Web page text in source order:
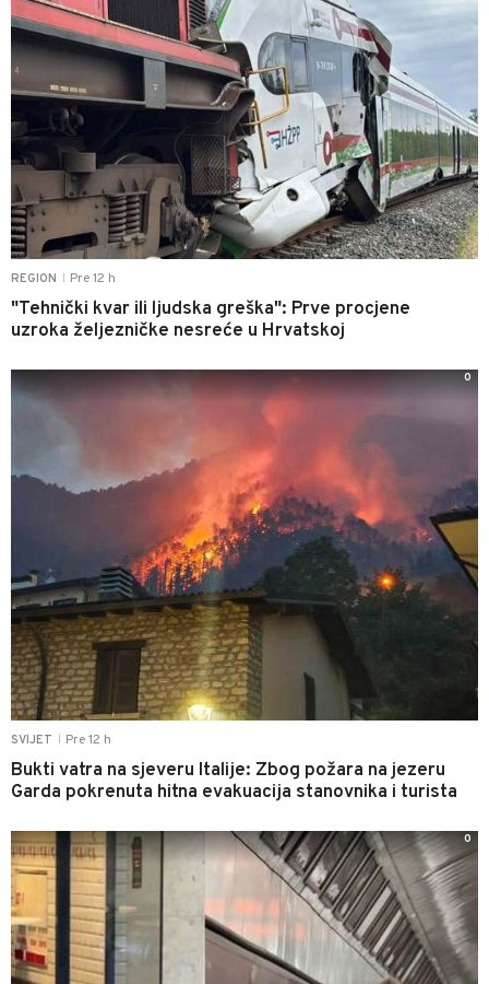
REGION Pre 12 h
"Tehnički kvar ili ljudska greška": Prve procjene
uzroka željezničke nesreće u Hrvatskoj
SVIJET Pre 12 h
Bukti vatra na sjeveru Italije: Zbog požara na jezeru
Garda pokrenuta hitna evakuacija stanovnika i turista
0
0